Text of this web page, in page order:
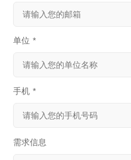
单位 *
手机 *
需求信息